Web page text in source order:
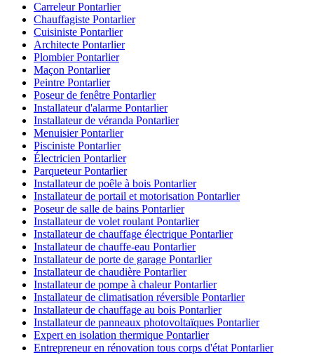
Carreleur Pontarlier
Chauffagiste Pontarlier
Cuisiniste Pontarlier
Architecte Pontarlier
Plombier Pontarlier
Maçon Pontarlier
Peintre Pontarlier
Poseur de fenêtre Pontarlier
Installateur d'alarme Pontarlier
Installateur de véranda Pontarlier
Menuisier Pontarlier
Pisciniste Pontarlier
Électricien Pontarlier
Parqueteur Pontarlier
Installateur de poêle à bois Pontarlier
Installateur de portail et motorisation Pontarlier
Poseur de salle de bains Pontarlier
Installateur de volet roulant Pontarlier
Installateur de chauffage électrique Pontarlier
Installateur de chauffe-eau Pontarlier
Installateur de porte de garage Pontarlier
Installateur de chaudière Pontarlier
Installateur de pompe à chaleur Pontarlier
Installateur de climatisation réversible Pontarlier
Installateur de chauffage au bois Pontarlier
Installateur de panneaux photovoltaïques Pontarlier
Expert en isolation thermique Pontarlier
Entrepreneur en rénovation tous corps d'état Pontarlier